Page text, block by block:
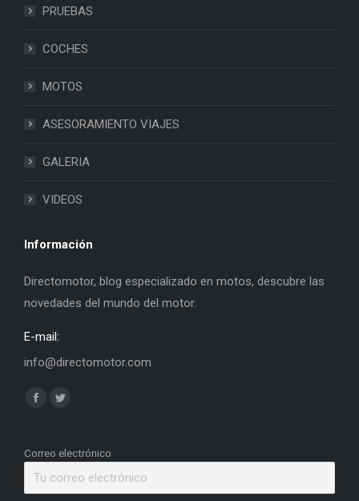
PRUEBAS
COCHES
MOTOS
ASESORAMIENTO VIAJES
GALERIA
VIDEOS
Información
Directomotor, blog especializado en motos, descubre las
novedades del mundo del motor.
E-mail:
info@directomotor.com
Find us on:
Facebook
opens
Twitter
opens
Correo electrónico